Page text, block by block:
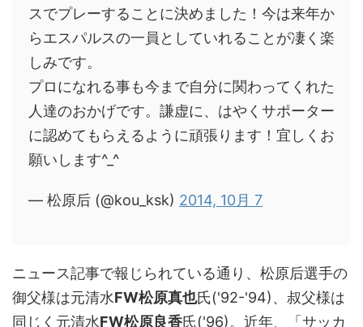
スでプレーすることに決めました！今は来年か
らエスパルスの一員としていれることが凄く楽
しみです。
プロになれる事も今まで自分に関わってくれた
人達のおかげです。謙虚に、はやくサポーター
に認めてもらえるように頑張ります！宜しくお
願いします^_^
— 松原后 (@kou_ksk) 2014, 10月 7
ニュース記事で報じられている通り、松原后選手の
御父様は元清水FW松原真也氏('92-'94)、叔父様は
同じく元清水FW松原良香氏('96)。近年、「サッカ